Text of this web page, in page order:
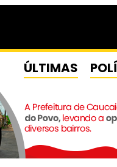
ÚLTIMAS